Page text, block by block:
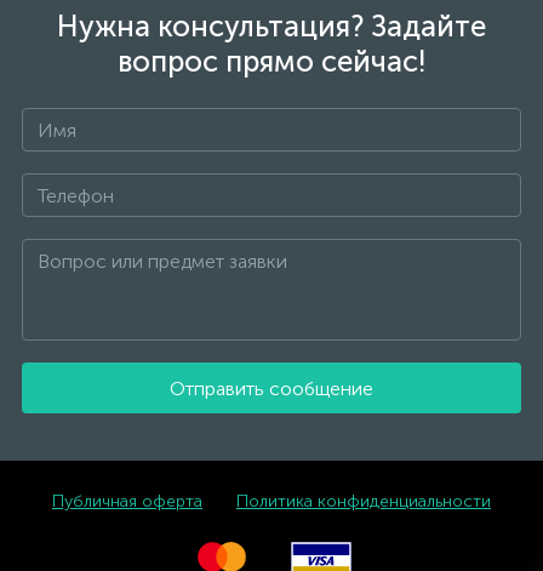
Нужна консультация? Задайте
вопрос прямо сейчас!
Отправить сообщение
Публичная оферта Политика конфиденциальности